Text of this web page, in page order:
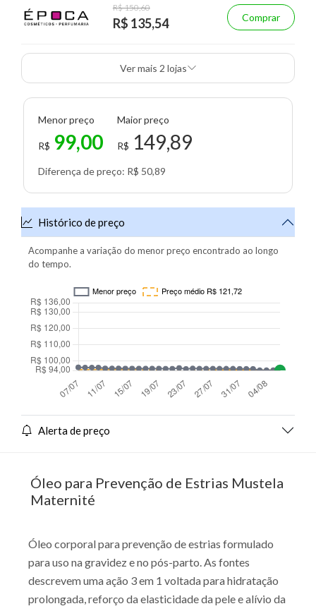
R$ 150,60
R$ 135,54 Comprar
Ver mais 2 lojas
Menor preço
R$ 99,00
Maior preço
R$ 149,89
Diferença de preço: R$ 50,89
Histórico de preço
Acompanhe a variação do menor preço encontrado ao longo
do tempo.
Alerta de preço
Óleo para Prevenção de Estrias Mustela
Maternité
Óleo corporal para prevenção de estrias formulado
para uso na gravidez e no pós-parto. As fontes
descrevem uma ação 3 em 1 voltada para hidratação
prolongada, reforço da elasticidade da pele e alívio da